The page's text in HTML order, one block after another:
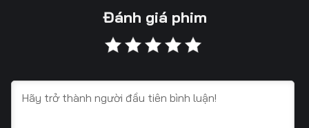
Tập 17
Tập 22 Tập 23
Đánh giá phim